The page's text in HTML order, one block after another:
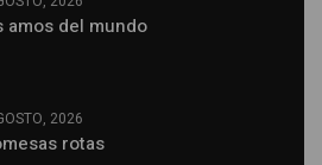
amos del mundo
2026
rotas